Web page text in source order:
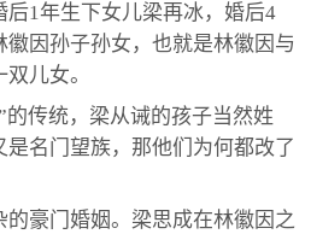
1年生下女儿梁再冰，婚后4
因孙子孙女，也就是林徽因与
儿女。
的传统，梁从诫的孩子当然姓
名门望族，那他们为何都改了
豪门婚姻。梁思成在林徽因之